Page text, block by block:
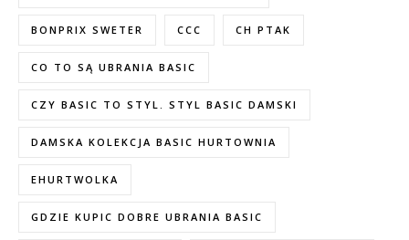
BONPRIX SWETER CCC CH PTAK
CO TO SĄ UBRANIA BASIC
CZY BASIC TO STYL. STYL BASIC DAMSKI
DAMSKA KOLEKCJA BASIC HURTOWNIA
EHURTWOLKA
GDZIE KUPIC DOBRE UBRANIA BASIC